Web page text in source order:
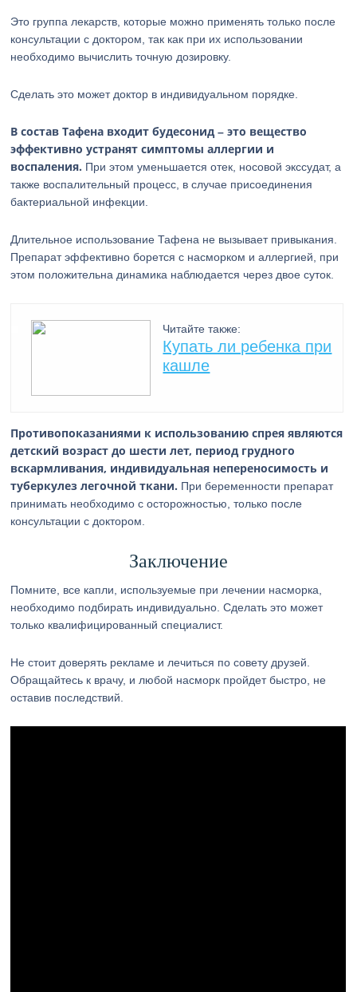
Это группа лекарств, которые можно применять только после
консультации с доктором, так как при их использовании
необходимо вычислить точную дозировку.
Сделать это может доктор в индивидуальном порядке.
В состав Тафена входит будесонид – это вещество
эффективно устранят симптомы аллергии и
воспаления. При этом уменьшается отек, носовой экссудат, а
также воспалительный процесс, в случае присоединения
бактериальной инфекции.
Длительное использование Тафена не вызывает привыкания.
Препарат эффективно борется с насморком и аллергией, при
этом положительна динамика наблюдается через двое суток.
Читайте также:
Купать ли ребенка при
кашле
Противопоказаниями к использованию спрея являются
детский возраст до шести лет, период грудного
вскармливания, индивидуальная непереносимость и
туберкулез легочной ткани. При беременности препарат
принимать необходимо с осторожностью, только после
консультации с доктором.
Заключение
Помните, все капли, используемые при лечении насморка,
необходимо подбирать индивидуально. Сделать это может
только квалифицированный специалист.
Не стоит доверять рекламе и лечиться по совету друзей.
Обращайтесь к врачу, и любой насморк пройдет быстро, не
оставив последствий.